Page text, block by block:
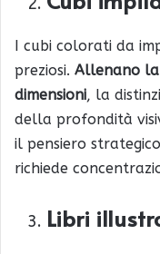
I cubi colorati da
preziosi. Allenano la
dimensioni, la
della profondità
il pensiero
richiede
Libri